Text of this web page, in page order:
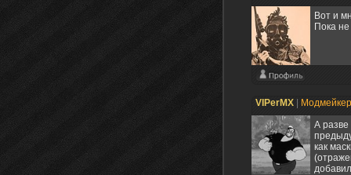
Вот и
Пока
VIPerMX
А
как